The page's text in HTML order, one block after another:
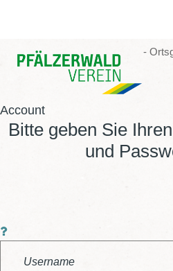
-
Account
Bitte geben Sie
und